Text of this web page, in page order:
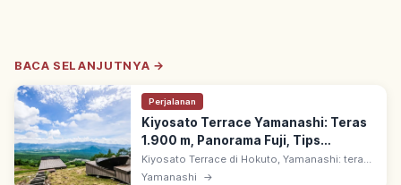
BACA SELANJUTNYA →
Perjalanan
Kiyosato Terrace Yamanashi: Teras
1.900 m, Panorama Fuji, Tips
Berkunjung
Kiyosato Terrace di Hokuto, Yamanashi: teras
observasi ~1.900 m di green season via
Yamanashi →